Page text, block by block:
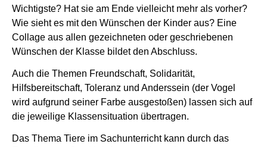
Wichtigste? Hat sie am Ende vielleicht mehr als vorher?
Wie sieht es mit den Wünschen der Kinder aus? Eine
Collage aus allen gezeichneten oder geschriebenen
Wünschen der Klasse bildet den Abschluss.
Auch die Themen Freundschaft, Solidarität,
Hilfsbereitschaft, Toleranz und Anderssein (der Vogel
wird aufgrund seiner Farbe ausgestoßen) lassen sich auf
die jeweilige Klassensituation übertragen.
Das Thema Tiere im Sachunterricht kann durch das